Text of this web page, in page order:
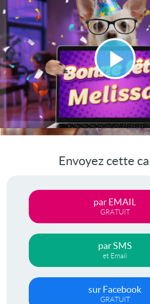
Lire
la
Envoyez cette
par EMAIL
GRATUIT
par SMS
et Email
sur Facebook
GRATUIT